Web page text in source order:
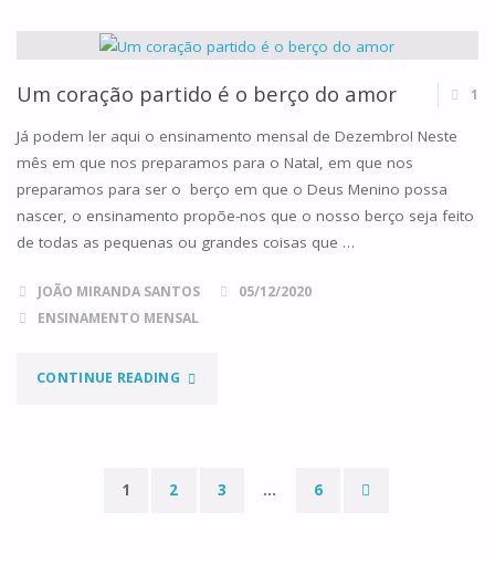
DO
ADVENTO,
ANO
B"
Um coração partido é o berço do amor 1
Já podem ler aqui o ensinamento mensal de Dezembro! Neste
mês em que nos preparamos para o Natal, em que nos
preparamos para ser o berço em que o Deus Menino possa
nascer, o ensinamento propõe-nos que o nosso berço seja feito
de todas as pequenas ou grandes coisas que …
JOÃO MIRANDA SANTOS
05/12/2020
ENSINAMENTO MENSAL
CONTINUE READING"UM
1 2 3 … 6